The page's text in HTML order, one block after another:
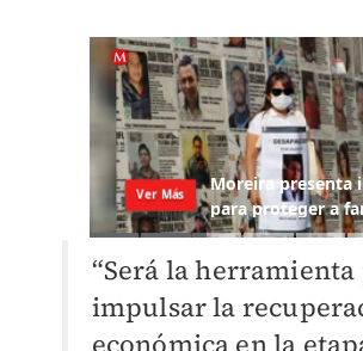
“Será la herramienta
impulsar la